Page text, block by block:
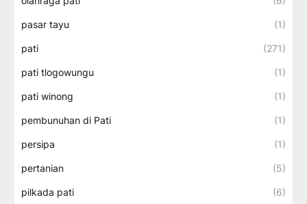
pasar tayu (1)
pati (271)
pati tlogowungu (1)
pati winong (1)
pembunuhan di Pati (1)
persipa (1)
pertanian (5)
pilkada pati (6)